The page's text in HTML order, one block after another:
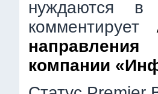
нуждаются в
комментирует
компании